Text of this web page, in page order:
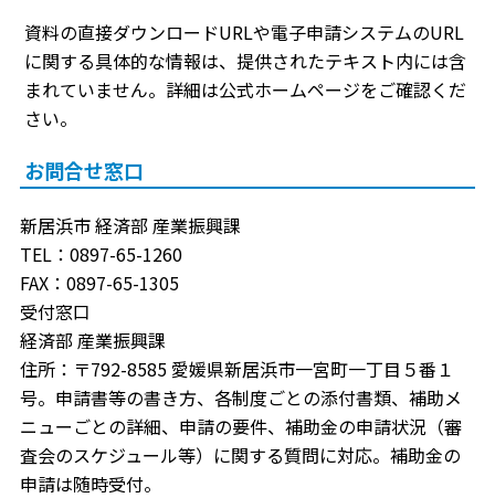
資料の直接ダウンロードURLや電子申請システムのURL
に関する具体的な情報は、提供されたテキスト内には含
まれていません。詳細は公式ホームページをご確認くだ
さい。
お問合せ窓口
新居浜市 経済部 産業振興課
TEL：0897-65-1260
FAX：0897-65-1305
受付窓口
経済部 産業振興課
住所：〒792-8585 愛媛県新居浜市一宮町一丁目５番１
号。申請書等の書き方、各制度ごとの添付書類、補助メ
ニューごとの詳細、申請の要件、補助金の申請状況（審
査会のスケジュール等）に関する質問に対応。補助金の
申請は随時受付。